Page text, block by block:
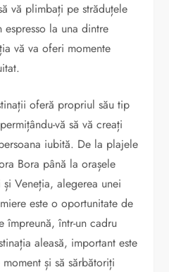
vă plimbați pe străduțele
espresso la una dintre
vă va oferi momente
oferă propriul său tip
vă să vă creați
iubită. De la plajele
Bora până la orașele
Veneția, alegerea unei
este o oportunitate de
împreună, într-un cadru
aleasă, important este
și să sărbătoriți